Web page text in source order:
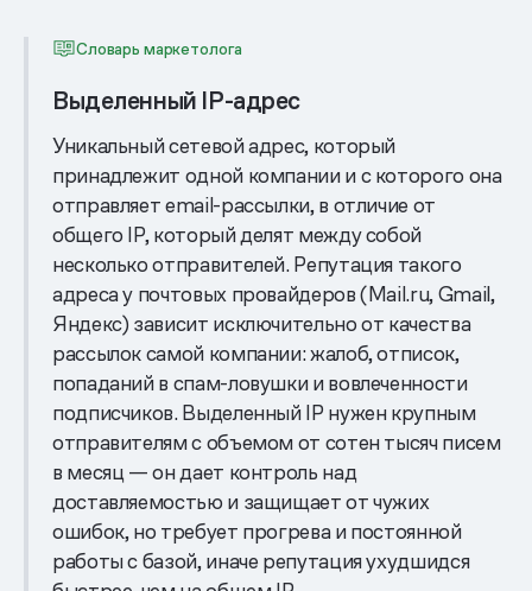
Словарь маркетолога
Выделенный IP-адрес
Уникальный сетевой адрес, который
принадлежит одной компании и с которого она
отправляет email-рассылки, в отличие от
общего IP, который делят между собой
несколько отправителей. Репутация такого
адреса у почтовых провайдеров (Mail.ru, Gmail,
Яндекс) зависит исключительно от качества
рассылок самой компании: жалоб, отписок,
попаданий в спам-ловушки и вовлеченности
подписчиков. Выделенный IP нужен крупным
отправителям с объемом от сотен тысяч писем
в месяц — он дает контроль над
доставляемостью и защищает от чужих
ошибок, но требует прогрева и постоянной
работы с базой, иначе репутация ухудшидся